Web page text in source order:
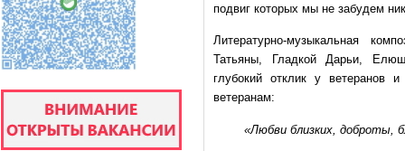
подвиг которых мы не забудем
Литературно-музыкальная
Татьяны, Гладкой Дарьи,
глубокий отклик у
ветеранам:
«Любви близких, доброты,